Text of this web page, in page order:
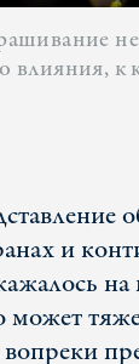
влияния, к
и
может